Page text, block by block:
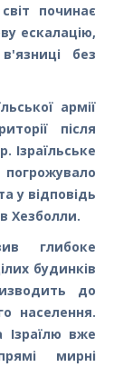
починає
ескалацію,
без
армії
після
Ізраїльське
у відповідь
Хезболли.
глибоке
будинків
до
населення.
Ізраїлю вже
мирні